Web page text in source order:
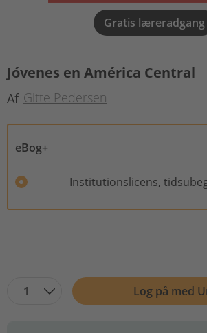
Gratis læreradgang
Jóvenes en América Central
Af Gitte Pedersen
eBog+
Institutionslicens,
1 Log på med